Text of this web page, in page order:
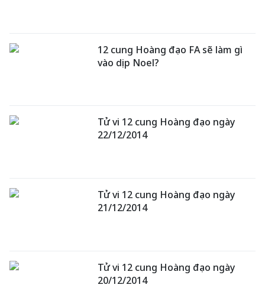
12 cung Hoàng đạo FA sẽ làm gì
vào dịp Noel?
Tử vi 12 cung Hoàng đạo ngày
22/12/2014
Tử vi 12 cung Hoàng đạo ngày
21/12/2014
Tử vi 12 cung Hoàng đạo ngày
20/12/2014